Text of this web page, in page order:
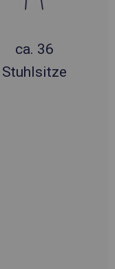
ca. 36
Stuhlsitze